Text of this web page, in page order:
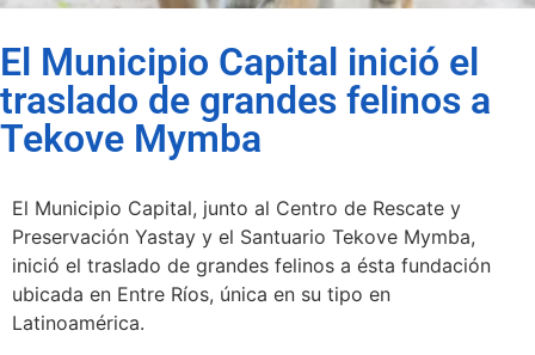
El Municipio Capital inició el
traslado de grandes felinos a
Tekove Mymba
El Municipio Capital, junto al Centro de Rescate y
Preservación Yastay y el Santuario Tekove Mymba,
inició el traslado de grandes felinos a ésta fundación
ubicada en Entre Ríos, única en su tipo en
Latinoamérica.